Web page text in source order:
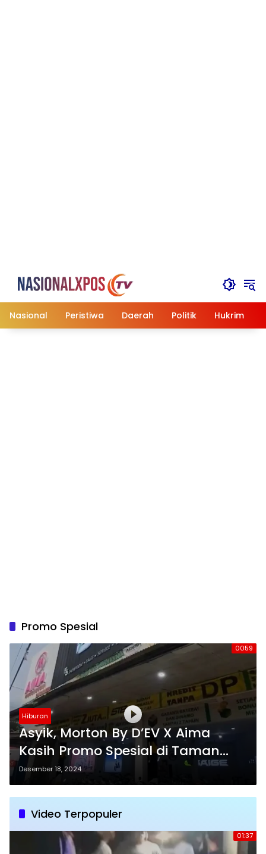
Nasional
Peristiwa Daerah Politik Hukrim
Promo Spesial
0059
Hiburan
Asyik, Morton By D’EV X Aima
Kasih Promo Spesial di Taman
Mangrove Festival
Desember 18, 2024
Video Terpopuler
01:37